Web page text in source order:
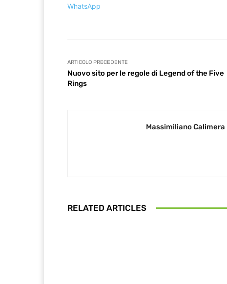
WhatsApp
ARTICOLO PRECEDENTE
Nuovo sito per le regole di Legend of the Five
Rings
Massimiliano Calimera
RELATED ARTICLES